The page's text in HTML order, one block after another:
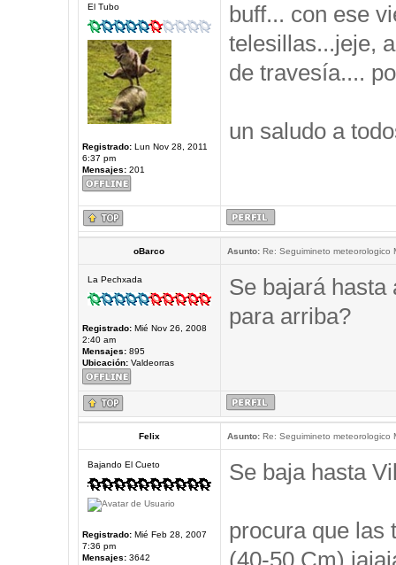
El Tubo
Registrado:Lun Nov 28, 2011
6:37 pm
Mensajes:201
buff... con ese
telesillas...jeje,
de travesía....
un saludo a
oBarco Asunto:Re: Seguimineto meteorologico
La Pechxada
Registrado:Mié Nov 26, 2008
2:40 am
Mensajes:895
Ubicación:Valdeorras
Se bajará hasta
para arriba?
Felix Asunto:Re: Seguimineto meteorologico
Bajando El Cueto
Registrado:Mié Feb 28, 2007
7:36 pm
Mensajes:3642
Se baja hasta
procura que las
(40-50 Cm)